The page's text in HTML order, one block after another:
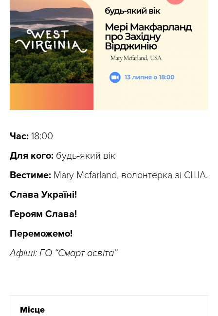
Час: 18:00
Для кого: будь-який вік
Вестиме: Mary Mcfarland, волонтерка зі США.
Слава Україні!
Героям Слава!
Переможемо!
Афіші: ГО “Смарт освіта”
Місце